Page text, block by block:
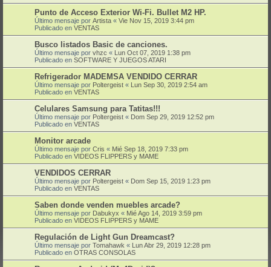
Punto de Acceso Exterior Wi-Fi. Bullet M2 HP.
Último mensaje por Artista « Vie Nov 15, 2019 3:44 pm
Publicado en VENTAS
Busco listados Basic de canciones.
Último mensaje por vhzc « Lun Oct 07, 2019 1:38 pm
Publicado en SOFTWARE Y JUEGOS ATARI
Refrigerador MADEMSA VENDIDO CERRAR
Último mensaje por Poltergeist « Lun Sep 30, 2019 2:54 am
Publicado en VENTAS
Celulares Samsung para Tatitas!!!
Último mensaje por Poltergeist « Dom Sep 29, 2019 12:52 pm
Publicado en VENTAS
Monitor arcade
Último mensaje por Cris « Mié Sep 18, 2019 7:33 pm
Publicado en VIDEOS FLIPPERS y MAME
VENDIDOS CERRAR
Último mensaje por Poltergeist « Dom Sep 15, 2019 1:23 pm
Publicado en VENTAS
Saben donde venden muebles arcade?
Último mensaje por Dabukyx « Mié Ago 14, 2019 3:59 pm
Publicado en VIDEOS FLIPPERS y MAME
Regulación de Light Gun Dreamcast?
Último mensaje por Tomahawk « Lun Abr 29, 2019 12:28 pm
Publicado en OTRAS CONSOLAS